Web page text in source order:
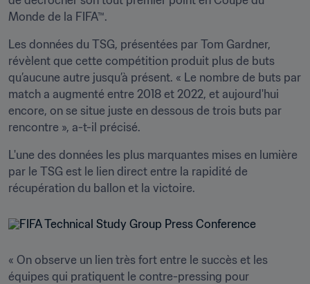
Monde de la FIFA™.
Les données du TSG, présentées par Tom Gardner,
révèlent que cette compétition produit plus de buts
qu’aucune autre jusqu’à présent. « Le nombre de buts par
match a augmenté entre 2018 et 2022, et aujourd'hui
encore, on se situe juste en dessous de trois buts par
rencontre », a-t-il précisé.
L'une des données les plus marquantes mises en lumière
par le TSG est le lien direct entre la rapidité de
récupération du ballon et la victoire.
« On observe un lien très fort entre le succès et les
équipes qui pratiquent le contre-pressing pour